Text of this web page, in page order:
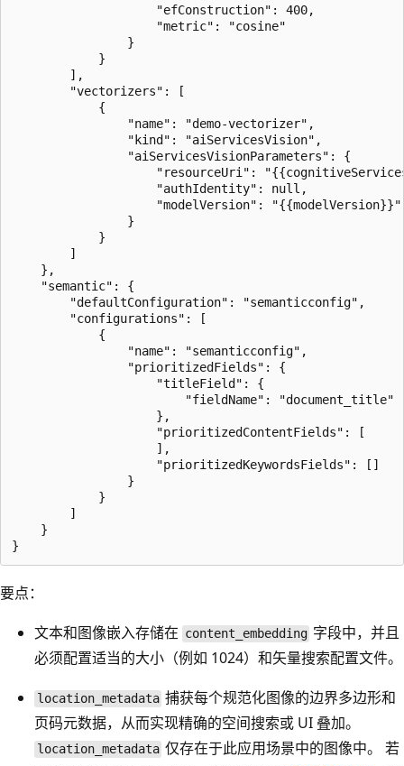
                    "efConstruction": 400,
                    "metric": "cosine"
                }
            }
        ],
        "vectorizers": [
            {
                "name": "demo-vectorizer",
                "kind": "aiServicesVision",
                "aiServicesVisionParameters": {
"resourceUri":
                    "authIdentity": null,
                    "modelVersion": "{{modelVersion}}"
                }
            }
        ]
    },
    "semantic": {
        "defaultConfiguration": "semanticconfig",
        "configurations": [
            {
                "name": "semanticconfig",
                "prioritizedFields": {
                    "titleField": {
                        "fieldName": "document_title"
                    },
                    "prioritizedContentFields": [
                    ],
                    "prioritizedKeywordsFields": []
                }
            }
        ]
    }
要点：
文本和图像嵌入存储在 content_embedding 字段中，并且
必须配置适当的大小（例如 1024）和矢量搜索配置文件。
location_metadata 捕获每个规范化图像的边界多边形和
页码元数据，从而实现精确的空间搜索或 UI 叠加。
location_metadata 仅存在于此应用场景中的图像中。 若